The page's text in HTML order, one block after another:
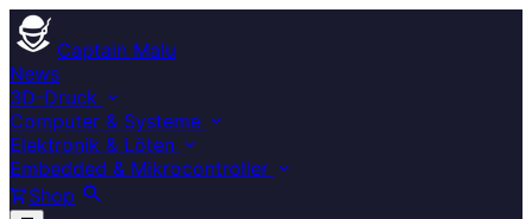
Captain Malu
News
3D-Druck
Computer & Systeme
Elektronik & Löten
Embedded & Mikrocontroller
Shop